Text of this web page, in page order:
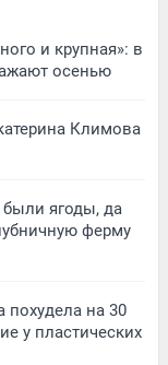
и крупная»: в
осенью
Климова
ягоды, да
ферму
на 30
у пластических